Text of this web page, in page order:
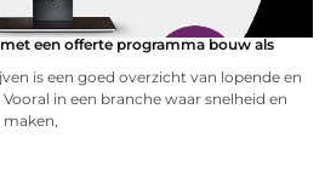
een offerte programma bouw als
is een goed overzicht van lopende en
in een branche waar snelheid en